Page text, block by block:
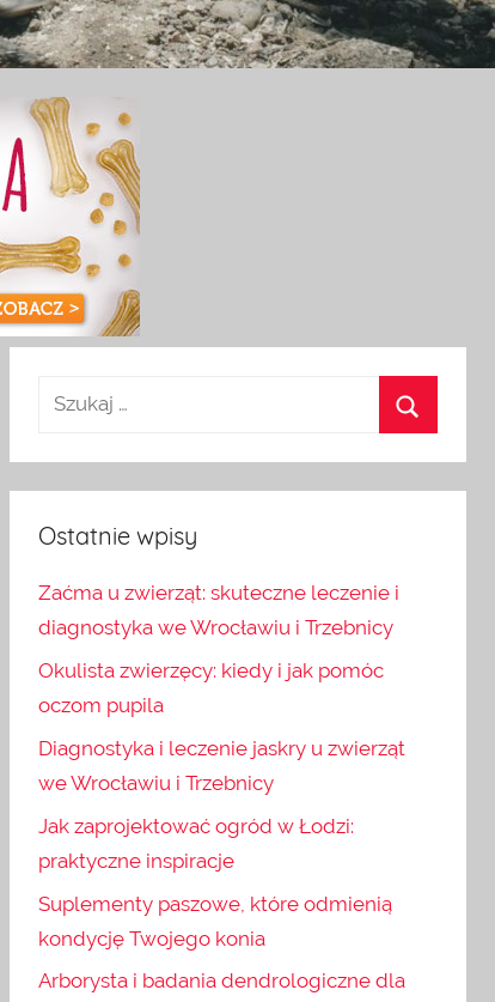
Ostatnie wpisy
Zaćma u zwierząt: skuteczne leczenie i
diagnostyka we Wrocławiu i Trzebnicy
Okulista zwierzęcy: kiedy i jak pomóc
oczom pupila
Diagnostyka i leczenie jaskry u zwierząt
we Wrocławiu i Trzebnicy
Jak zaprojektować ogród w Łodzi:
praktyczne inspiracje
Suplementy paszowe, które odmienią
kondycję Twojego konia
Arborysta i badania dendrologiczne dla